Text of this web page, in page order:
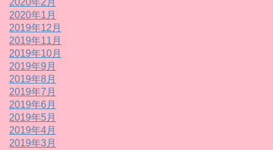
2020年2月
2020年1月
2019年12月
2019年11月
2019年10月
2019年9月
2019年8月
2019年7月
2019年6月
2019年5月
2019年4月
2019年3月